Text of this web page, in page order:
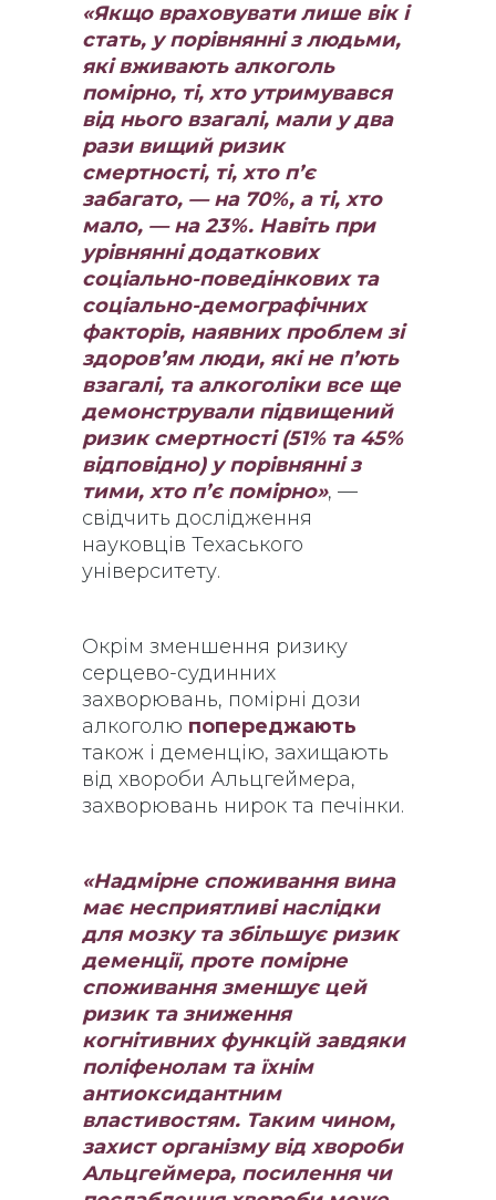
«Якщо враховувати лише вік і
стать, у порівнянні з людьми,
які вживають алкоголь
помірно, ті, хто утримувався
від нього взагалі, мали у два
рази вищий ризик
смертності, ті, хто п’є
забагато, — на 70%, а ті, хто
мало, — на 23%. Навіть при
урівнянні додаткових
соціально-поведінкових та
соціально-демографічних
факторів, наявних проблем зі
здоров’ям люди, які не п’ють
взагалі, та алкоголіки все ще
демонстрували підвищений
ризик смертності (51% та 45%
відповідно) у порівнянні з
тими, хто п’є помірно», —
свідчить дослідження
науковців Техаського
університету.
Окрім зменшення ризику
серцево-судинних
захворювань, помірні дози
алкоголю попереджають
також і деменцію, захищають
від хвороби Альцгеймера,
захворювань нирок та печінки.
«Надмірне споживання вина
має несприятливі наслідки
для мозку та збільшує ризик
деменції, проте помірне
споживання зменшує цей
ризик та зниження
когнітивних функцій завдяки
поліфенолам та їхнім
антиоксидантним
властивостям. Таким чином,
захист організму від хвороби
Альцгеймера, посилення чи